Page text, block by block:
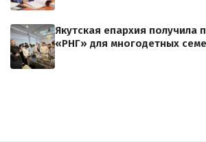
Якутская епархия получила
«РНГ» для многодетных